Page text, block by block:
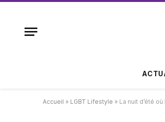
Accueil » LGBT Lifestyle » La nuit d’été